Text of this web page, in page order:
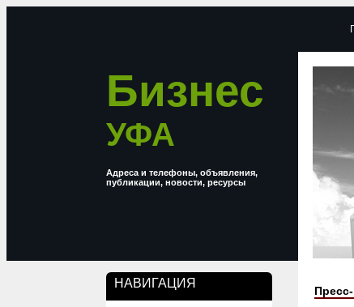
Бизнес
УФА
Адреса и телефоны, объявления,
публикации, новости, ресурсы
НАВИГАЦИЯ